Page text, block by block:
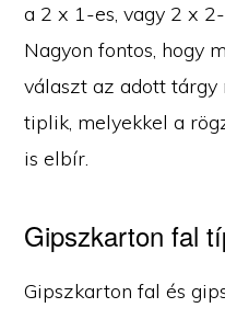
a 2 x 1-es, vagy 2 x
Nagyon fontos, hogy
választ az adott tárgy
tiplik, melyekkel a
is elbír.
Gipszkarton fal
Gipszkarton fal és